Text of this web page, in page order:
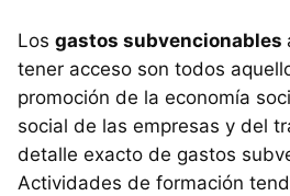
Los gastos subvencionables
tener acceso son todos
promoción de la economía
social de las empresas y del
detalle exacto de gastos
Actividades de formación